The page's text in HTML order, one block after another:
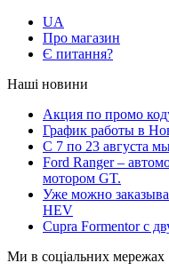
UA
Про магазин
Є питання?
Наші новини
Акция по промо
График работы в
С 7 по 23 августа
Ford Ranger –
мотором GT.
Уже можно
HEV
Cupra Formentor с
Ми в соціальних мережах